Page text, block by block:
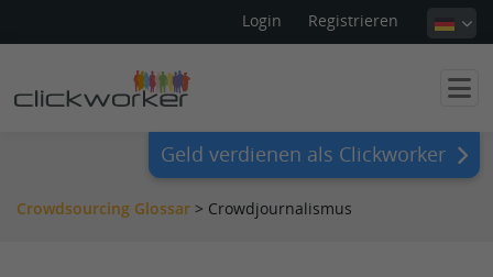
Login Registrieren
Geld verdienen als Clickworker
Crowdsourcing Glossar > Crowdjournalismus